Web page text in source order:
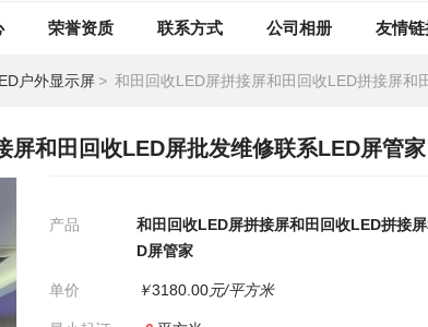
荣誉资质 联系方式 公司相册 友情链
户外显示屏 > 和田回收LED屏拼接屏和田回收LED拼接屏和田回收LED
和田回收LED屏批发维修联系LED屏管家
产品
和田回收LED屏拼接屏和田回收LED拼接
D屏管家
单价 ￥3180.00元/平方米